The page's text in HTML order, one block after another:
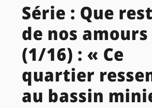
Série : Que
de nos amours
(1/16) : « Ce
quartier
au bassin